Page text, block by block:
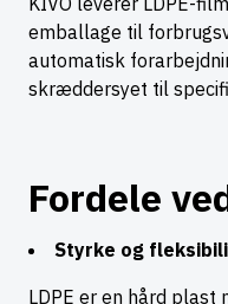
emballage til
automatisk
skræddersyet til
Fordele
Styrke og
LDPE er en hård plast